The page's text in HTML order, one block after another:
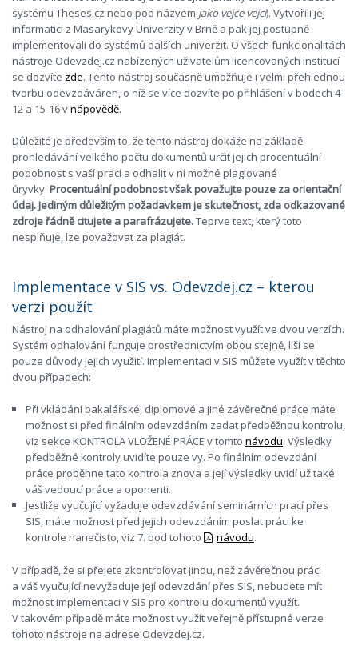
systému Theses.cz nebo pod názvem jako vejce vejci). Vytvořili jej
informatici z Masarykovy Univerzity v Brně a pak jej postupně
implementovali do systémů dalších univerzit. O všech funkcionalitách
nástroje Odevzdej.cz nabízených uživatelům licencovaných institucí
se dozvíte zde. Tento nástroj současně umožňuje i velmi přehlednou
tvorbu odevzdáváren, o níž se více dozvíte po přihlášení v bodech 4-
12 a 15-16 vnápovědě.
Důležité je především to, že tento nástroj dokáže na základě
prohledávání velkého počtu dokumentů určit jejich procentuální
podobnost s vaší prací a odhalit v ní možné plagiované
úryvky. Procentuální podobnost však považujte pouze za orientační
údaj. Jediným důležitým požadavkem je skutečnost, zda odkazované
zdroje řádně citujete a parafrázujete.Teprve text, který toto
nesplňuje, lze považovat za plagiát.
Implementace v SIS vs. Odevzdej.cz – kterou
verzi použít
Nástroj na odhalování plagiátů máte možnost využít ve dvou verzích.
Systém odhalování funguje prostřednictvím obou stejně, liší se
pouze důvody jejich využití. Implementaci v SIS můžete využít v těchto
dvou případech:
Při vkládání bakalářské, diplomové a jiné závěrečné práce máte
možnost si před finálním odevzdáním zadat předběžnou kontrolu,
viz sekce KONTROLA VLOŽENÉ PRÁCE v tomto návodu. Výsledky
předběžné kontroly uvidíte pouze vy. Po finálním odevzdání
práce proběhne tato kontrola znova a její výsledky uvidí už také
váš vedoucí práce a oponenti.
Jestliže vyučující vyžaduje odevzdávání seminárních prací přes
SIS, máte možnost před jejich odevzdáním poslat práci ke
kontrole nanečisto, viz 7. bod tohoto
návodu.
V případě, že si přejete zkontrolovat jinou, než závěrečnou práci
a váš vyučující nevyžaduje její odevzdání přes SIS, nebudete mít
možnost implementaci v SIS pro kontrolu dokumentů využít.
V takovém případě máte možnost využít veřejně přístupné verze
tohoto nástroje na adrese Odevzdej.cz.